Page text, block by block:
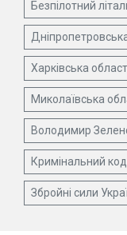
Безпілотний
Харківська
Миколаївська
Володимир
Кримінальний
Збройні сили